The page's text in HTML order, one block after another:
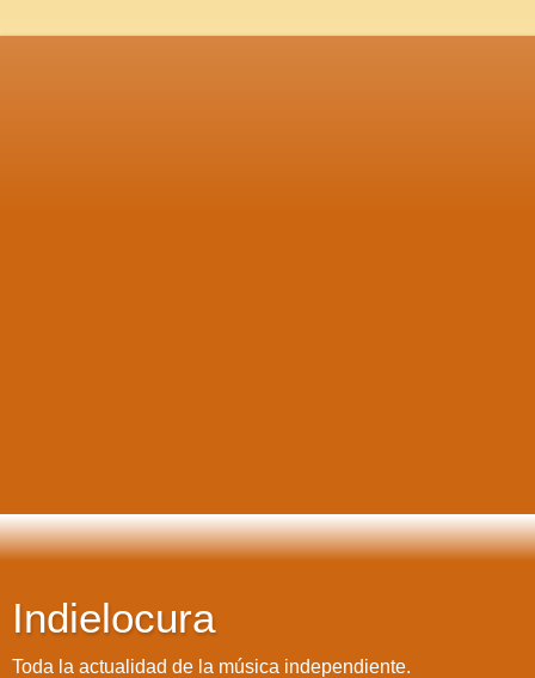
Indielocura
Toda la actualidad de la música independiente.